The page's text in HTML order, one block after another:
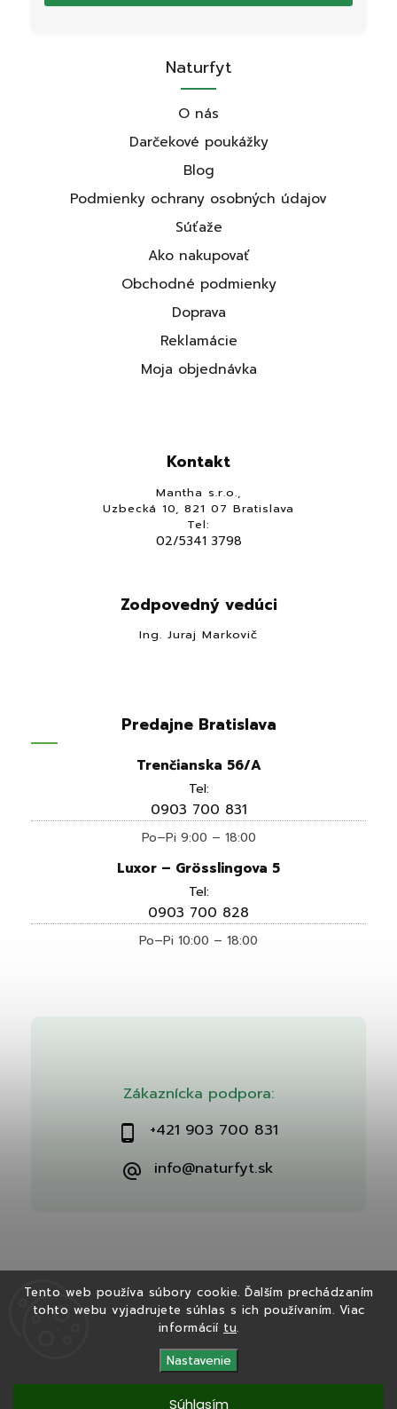
Tento web používa súbory cookie. Ďalším prechádzaním
tohto webu vyjadrujete súhlas s ich používaním. Viac
informácií tu.
Nastavenie
Súhlasím
Zákaznícka podpora:
+421 903 700 831
info@naturfyt.sk
Naturfyt
O nás
Darčekové poukážky
Blog
Podmienky ochrany osobných údajov
Súťaže
Ako nakupovať
Obchodné podmienky
Doprava
Reklamácie
Moja objednávka
Kontakt
Mantha s.r.o.,
Uzbecká 10, 821 07 Bratislava
Tel:
02/5341 3798
Zodpovedný vedúci
Ing. Juraj Markovič
Predajne Bratislava
Trenčianska 56/A
Tel:
0903 700 831
Po–Pi 9:00 – 18:00
Luxor – Grösslingova 5
Tel:
0903 700 828
Po–Pi 10:00 – 18:00
Copyright 2026Naturfyt.sk. Všetky práva vyhradené.
| Design